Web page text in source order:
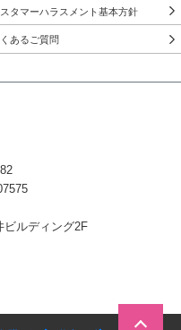
タマーハラスメント基本方針
あるご質問
ビルディング2F